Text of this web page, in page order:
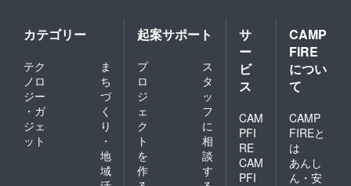
ショッ
プ開催
（日時
は別途
ご相
談） を
開発者
プレイ
リー
ダーで
行わせ
て頂き
ます。
カテゴリー
テク
ノロ
ジー
・ガ
ジェ
ット
ま
ち
づ
く
り
・
地
域
起案サポート
プ
ロ
ジ
ェ
ク
ト
を
作
ス
タ
ッ
フ
に
相
談
す
サ
ー
ビ
ス
CAM
PFI
RE
CAM
PFI
CAMP
FIRE
につい
て
CAMP
FIREと
は
あんし
ん・安